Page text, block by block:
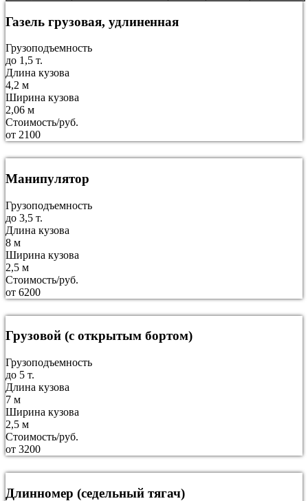
Газель грузовая, удлиненная
Грузоподъемность
до 1,5 т.
Длина кузова
4,2 м
Ширина кузова
2,06 м
Стоимость/руб.
от 2100
Манипулятор
Грузоподъемность
до 3,5 т.
Длина кузова
8 м
Ширина кузова
2,5 м
Стоимость/руб.
от 6200
Грузовой (с открытым бортом)
Грузоподъемность
до 5 т.
Длина кузова
7 м
Ширина кузова
2,5 м
Стоимость/руб.
от 3200
Длинномер (седельный тягач)